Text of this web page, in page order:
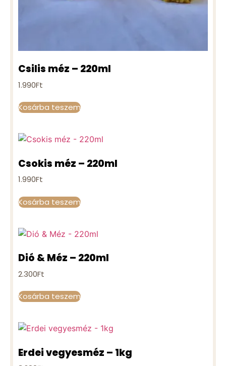
Csilis méz – 220ml
1.990Ft
Kosárba teszem
Csokis méz – 220ml
1.990Ft
Kosárba teszem
Dió & Méz – 220ml
2.300Ft
Kosárba teszem
Erdei vegyesméz – 1kg